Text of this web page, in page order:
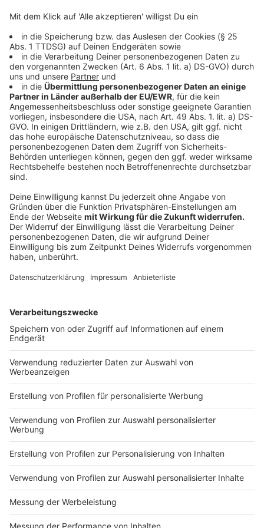
Die Volksbank im Münsterland eG blickt auf ein
erfolgreiches Geschäftsjahr 2024 zurück. Im Jahr der
Fusion mit der Volksbank in Warendorf hat die Bank
ihren Wachstumskurs fortsetzen können. Bei der
Bilanzpressekonferenz am Mittwoch (19.03.) in
Münster haben die Vorstände die Zahlen vorgestellt.
Anzeige
Die Bilanzsumme der Volksbank ist auf fast 11
Milliarden Euro gestiegen. Das war ein Wachstum von
knapp 8 %, liegt aber mit über 118 Millionen Euro
weiter auf hohem Niveau. Gründe für den Rückgang
sind unter anderem Tarifsteigerungen für die fast
1.400 Mitarbeitenden.
Die Bank will ihren Mitgliedern wieder eine Dividende
von 4 % ausschütten. Das betreute Kundenvermögen
der Bank ist auf über 14 Milliarden Euro gestiegen. Hier
hat sich unter anderem das Wachstum im
Wertpapiergeschäft niedergeschlagen. Auch
die Werte-Bank Münsterland als hauseigene
Vermögensverwaltung ist weiter auf Wachstumskurs.
Anzeige
Volksbank in Deutschland.
Anzeige